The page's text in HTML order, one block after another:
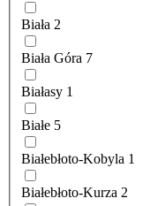
Biała 2
Biała Góra 7
Białasy 1
Białe 5
Białebłoto-Kobyla 1
Białebłoto-Kurza 2